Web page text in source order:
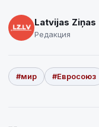
Latvijas Ziņas
Редакция
#мир #Евросоюз